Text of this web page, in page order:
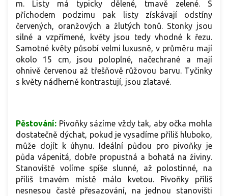
m. Listy má typicky dělené, tmavě zelené. S
příchodem podzimu pak listy získávají odstíny
červených, oranžových a žlutých tonů. Stonky jsou
silné a vzpřímené, květy jsou tedy vhodné k řezu.
Samotné květy působí velmi luxusně, v průměru mají
okolo 15 cm, jsou poloplné, načechrané a mají
ohnivě červenou až třešňově růžovou barvu. Tyčinky
s květy nádherně kontrastují, jsou zlatavé.
Pěstování: Pivoňky sázíme vždy tak, aby očka mohla
dostatečně dýchat, pokud je vysadíme příliš hluboko,
může dojít k úhynu. Ideální půdou pro pivoňky je
půda vápenitá, dobře propustná a bohatá na živiny.
Stanoviště volíme spíše slunné, až polostinné, na
příliš tmavém místě málo kvetou. Pivoňky příliš
nesnesou časté přesazování, na jednou stanovišti